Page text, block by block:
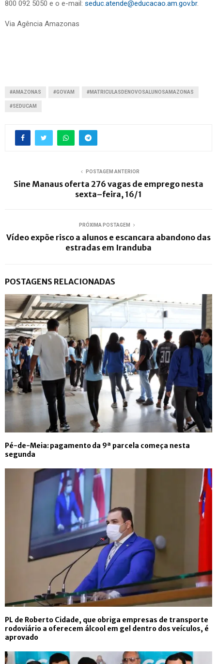
800 092 5050 e o e-mail: seduc.atende@educacao.am.gov.br.
Via Agência Amazonas
#AMAZONAS #GOVAM #MATRICULASDENOVOSALUNOSAMAZONAS
#SEDUCAM
POSTAGEM ANTERIOR
Sine Manaus oferta 276 vagas de emprego nesta
sexta–feira, 16/1
PRÓXIMA POSTAGEM
Vídeo expõe risco a alunos e escancara abandono das
estradas em Iranduba
POSTAGENS RELACIONADAS
Pé-de-Meia: pagamento da 9ª parcela começa nesta
segunda
PL de Roberto Cidade, que obriga empresas de transporte
rodoviário a oferecem álcool em gel dentro dos veículos, é
aprovado